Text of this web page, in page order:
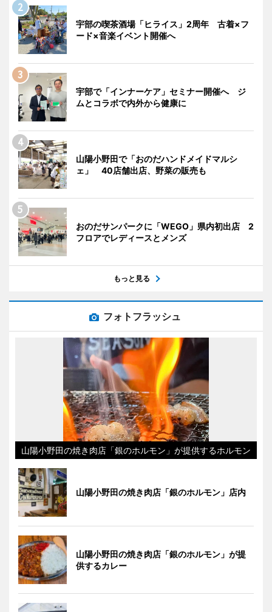
宇部の喫茶酒場「ヒライス」2周年 古着×フ
ード×音楽イベント開催へ
宇部で「インナーケア」セミナー開催へ ジ
ムとコラボで内外から健康に
山陽小野田で「おのだハンドメイドマルシ
ェ」 40店舗出店、野菜の販売も
おのだサンパークに「WEGO」県内初出店 2
フロアでレディースとメンズ
もっと見る
フォトフラッシュ
山陽小野田の焼き肉店「銀のホルモン」が提供するホルモン
山陽小野田の焼き肉店「銀のホルモン」店内
山陽小野田の焼き肉店「銀のホルモン」が提
供するカレー